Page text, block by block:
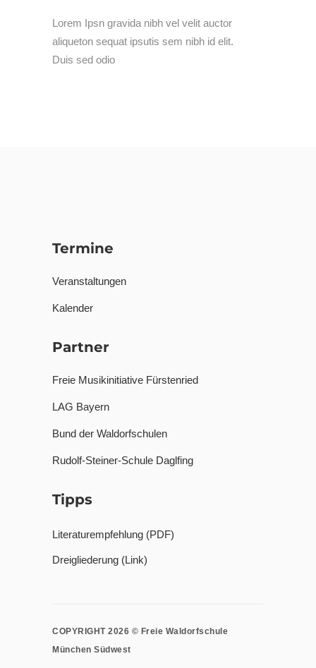
Lorem Ipsn gravida nibh vel velit auctor
aliqueton sequat ipsutis sem nibh id elit.
Duis sed odio
Termine
Veranstaltungen
Kalender
Partner
Freie Musikinitiative Fürstenried
LAG Bayern
Bund der Waldorfschulen
Rudolf-Steiner-Schule Daglfing
Tipps
Literaturempfehlung (PDF)
Dreigliederung (Link)
COPYRIGHT 2026 © Freie Waldorfschule
München Südwest